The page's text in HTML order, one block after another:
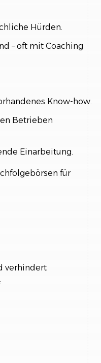
Hürden.
– oft mit Coaching
Know-how.
Betrieben
Einarbeitung.
für
verhindert